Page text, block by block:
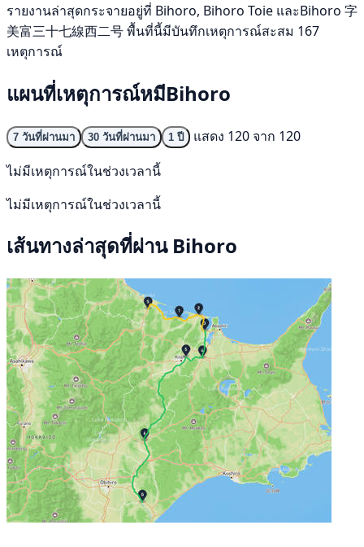
รายงานล่าสุดกระจายอยู่ที่ Bihoro, Bihoro Toie และBihoro 字
美富三十七線西二号 พื้นที่นี้มีบันทึกเหตุการณ์สะสม 167
เหตุการณ์
แผนที่เหตุการณ์หมีBihoro
7 วันที่ผ่านมา 30 วันที่ผ่านมา 1 ปี
แสดง 120 จาก 120
ไม่มีเหตุการณ์ในช่วงเวลานี้
ไม่มีเหตุการณ์ในช่วงเวลานี้
เส้นทางล่าสุดที่ผ่าน Bihoro